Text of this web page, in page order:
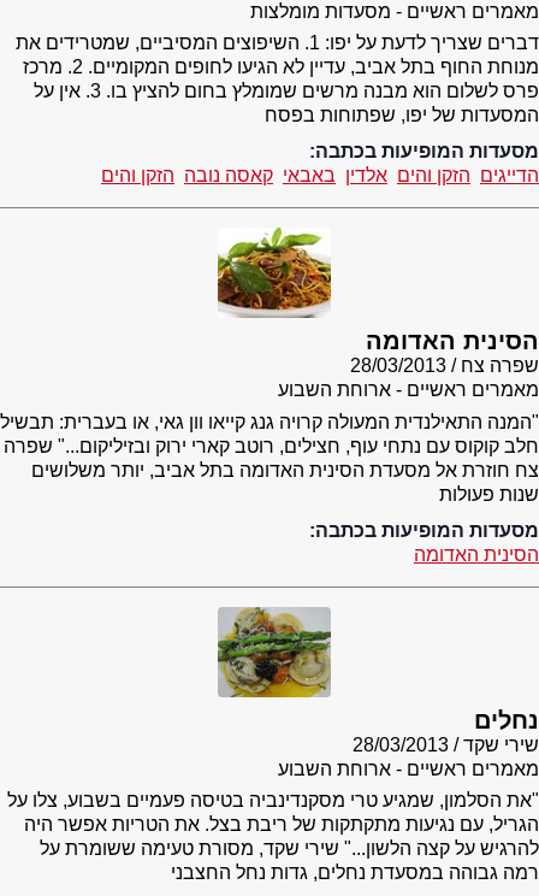
מאמרים ראשיים - מסעדות מומלצות
דברים שצריך לדעת על יפו: 1. השיפוצים המסיביים, שמטרידים את
מנוחת החוף בתל אביב, עדיין לא הגיעו לחופים המקומיים. 2. מרכז
פרס לשלום הוא מבנה מרשים שמומלץ בחום להציץ בו. 3. אין על
המסעדות של יפו, שפתוחות בפסח
מסעדות המופיעות בכתבה:
הדייגים הזקן והים אלדין באבאי קאסה נובה הזקן והים
הסינית האדומה
שפרה צח
28/03/2013
מאמרים ראשיים - ארוחת השבוע
"המנה התאילנדית המעולה קרויה גנג קייאו וון גאי, או בעברית: תבשיל
חלב קוקוס עם נתחי עוף, חצילים, רוטב קארי ירוק ובזיליקום..." שפרה
צח חוזרת אל מסעדת הסינית האדומה בתל אביב, יותר משלושים
שנות פעולות
מסעדות המופיעות בכתבה:
הסינית האדומה
נחלים
שירי שקד
28/03/2013
מאמרים ראשיים - ארוחת השבוע
"את הסלמון, שמגיע טרי מסקנדינביה בטיסה פעמיים בשבוע, צלו על
הגריל, עם נגיעות מתקתקות של ריבת בצל. את הטריות אפשר היה
להרגיש על קצה הלשון..." שירי שקד, מסורת טעימה ששומרת על
רמה גבוהה במסעדת נחלים, גדות נחל החצבני